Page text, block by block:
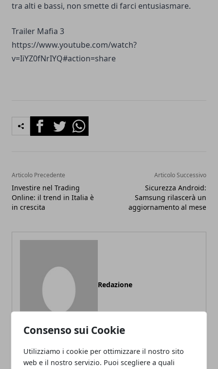
Consenso sui Cookie
Utilizziamo i cookie per ottimizzare il nostro sito
web e il nostro servizio. Puoi scegliere a quali
tra alti e bassi, non smette di farci entusiasmare.
Trailer Mafia 3
https://www.youtube.com/watch?
v=IiYZ0fNrIYQ#action=share
FacebookTwitterWhatsapp
Articolo Precedente
Investire nel Trading
Online: il trend in Italia è
in crescita
Articolo Successivo
Sicurezza Android:
Samsung rilascerà un
aggiornamento al mese
Redazione